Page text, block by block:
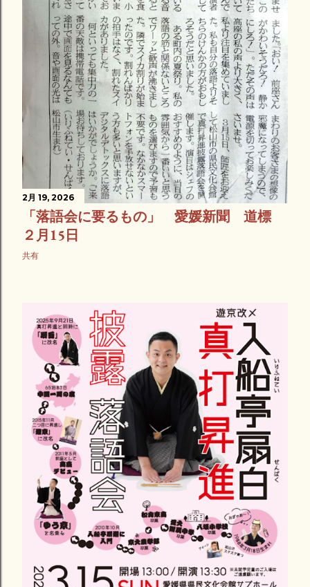
2月 19, 2026
「落語会に要るもの」 愛媛新聞 道標
２月15日
共有